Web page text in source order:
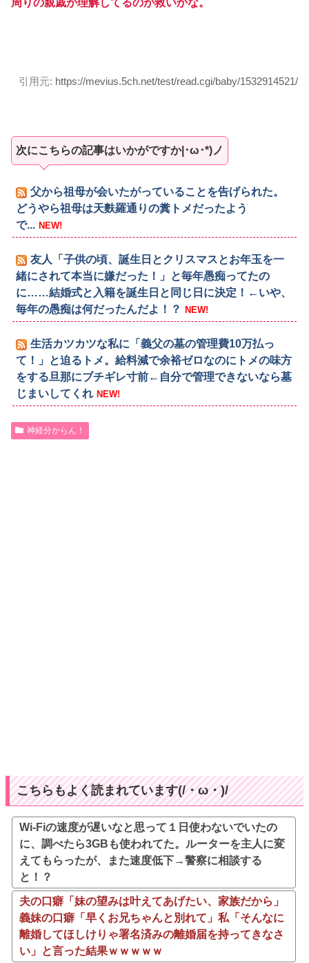
引用元: https://mevius.5ch.net/test/read.cgi/baby/1532914521/
次にこちらの記事はいかがですか|･ω･*)ノ
父から祖母が会いたがっていることを告げられた。
どうやら祖母は天麩羅通りの糞トメだったよう
で... NEW!
友人「子供の頃、誕生日とクリスマスとお年玉を一
緒にされて本当に嫌だった！」と毎年愚痴ってたの
に……結婚式と入籍を誕生日と同じ日に決定！←いや、
毎年の愚痴は何だったんだよ！？ NEW!
生活カツカツな私に「義父の墓の管理費10万払っ
て！」と迫るトメ。給料減で余裕ゼロなのにトメの味方
をする旦那にブチギレ寸前←自分で管理できないなら墓
じまいしてくれ NEW!
神経分からん！
こちらもよく読まれています(/・ω・)/
Wi-Fiの速度が遅いなと思って１日使わないでいたの
に、調べたら3GBも使われてた。ルーターを主人に変
えてもらったが、また速度低下→警察に相談する
と！？
夫の口癖「妹の望みは叶えてあげたい、家族だから」
義妹の口癖「早くお兄ちゃんと別れて」私「そんなに
離婚してほしけりゃ署名済みの離婚届を持ってきなさ
い」と言った結果ｗｗｗｗｗ